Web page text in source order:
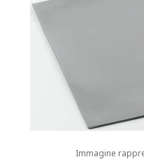
Immagine